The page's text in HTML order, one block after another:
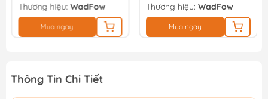
Thương hiệu: WadFow
Mua ngay
Thương hiệu: WadFow
Mua ngay
Thông Tin Chi Tiết